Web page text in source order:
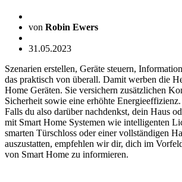
von Robin Ewers
31.05.2023
Szenarien erstellen, Geräte steuern,
das praktisch von überall. Damit werben die
Home Geräten. Sie versichern zusätzlichen
Sicherheit sowie eine erhöhte Energieeffizienz.
Falls du also darüber nachdenkst, dein Haus
mit Smart Home Systemen wie intelligenten
smarten Türschloss oder einer vollständigen
auszustatten, empfehlen wir dir, dich im
von Smart Home zu informieren.